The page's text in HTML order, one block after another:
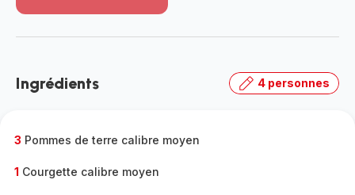
-
gamme
Ingrédients 4 personnes
3 Pommes de terre calibre moyen
1 Courgette calibre moyen